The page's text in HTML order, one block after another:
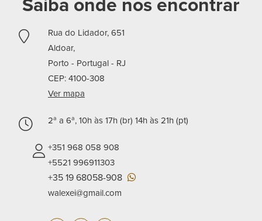
Saiba onde nos encontrar
Rua do Lidador, 651
Aldoar,
Porto - Portugal - RJ
CEP: 4100-308
Ver mapa
2ª a 6ª, 10h às 17h (br) 14h às 21h (pt)
+351 968 058 908
+5521 996911303
+35 19 68058-908
walexei@gmail.com